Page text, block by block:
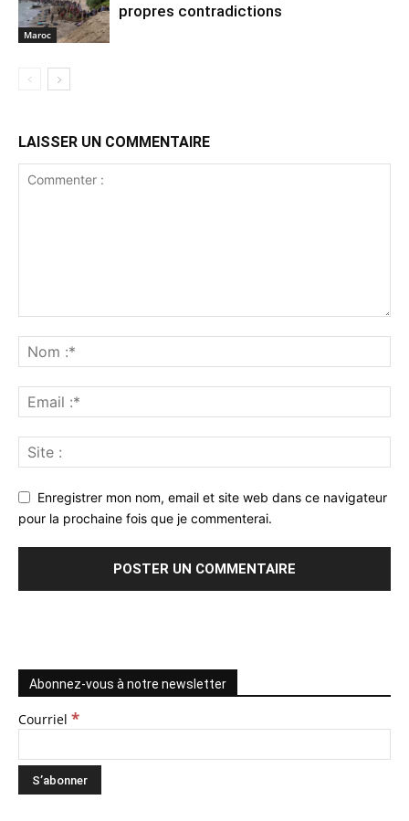
Maroc
propres contradictions
LAISSER UN COMMENTAIRE
Enregistrer mon nom, email et site web dans ce navigateur
pour la prochaine fois que je commenterai.
Abonnez-vous à notre newsletter
Courriel *